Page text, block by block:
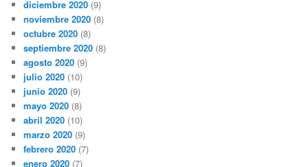
diciembre 2020 (9)
noviembre 2020 (8)
octubre 2020 (8)
septiembre 2020 (8)
agosto 2020 (9)
julio 2020 (10)
junio 2020 (9)
mayo 2020 (8)
abril 2020 (10)
marzo 2020 (9)
febrero 2020 (7)
enero 2020 (7)